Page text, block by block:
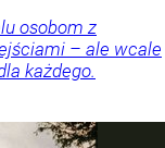
osobom z
– ale wcale
każdego.